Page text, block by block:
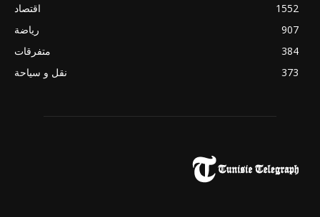
اقتصاد
1552
رياضة
907
متفرقات
384
نقل و سياحة
373